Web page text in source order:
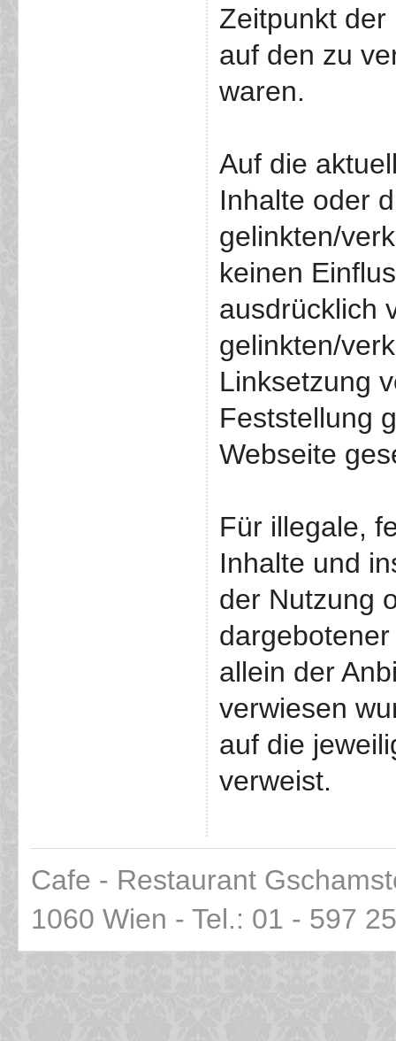
Zeitpunkt der
auf den zu
waren.
Auf die
Inhalte oder
gelinkten/
keinen
ausdrücklich
gelinkten/
Linksetzung
Feststellung
Webseite
Für illegale,
Inhalte und
der Nutzung
allein der
verwiesen
auf die
verweist.
Cafe - Restaurant
1060 Wien - Tel.: 01 - 597